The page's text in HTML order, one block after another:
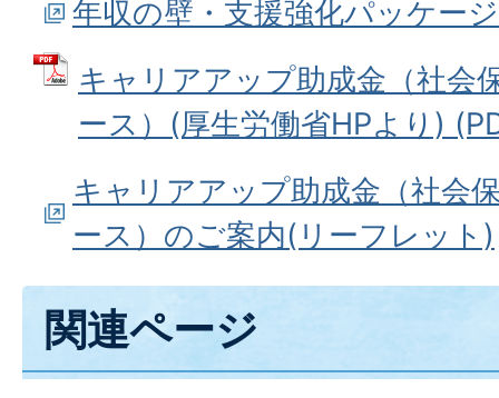
年収の壁・支援強化パッケー
キャリアアップ助成金（社会
ース）(厚生労働省HPより)
キャリアアップ助成金（社会
ース）のご案内(リーフレット)
関連ページ